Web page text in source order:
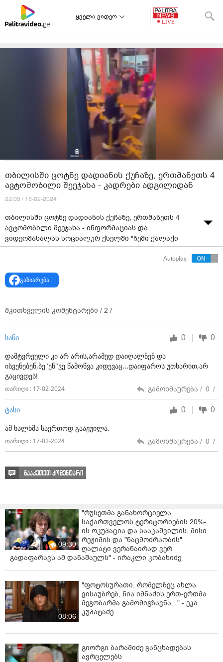
ყველა ვიდეო
თბილისში ცოტნე დადიანის ქუჩაზე, ერთმანეთს 4
ავტომობილი შეეჯახა - კადრები ადგილიდან
22:05 / 16-02-2024
თბილისში ცოტნე დადიანის ქუჩაზე, ერთმანეთს 4
ავტომობილი შეეჯახა - ინფორმაციას და
ვიდეომასალას სოციალურ ქსელში "ჩემი ქალაქი
მკლავს" ავრცელებს.
Autoplay
გაზიარება
მკითხველის კომენტარები / 2 /
სანი 0 0
დამტვრეული კი არ არის,არამედ დაიღალნენ და
ისვენებენ,ბე"ენ"ვე წამოწვა კიდევაც...დაიფაროს უთხარით,არ
გაცივდეს!
თარიღი : 17-02-2024 გამოხმაურება / 0 /
ტასი 0 0
ამ ხალხმა საერთოდ გააჟუილა.
თარიღი : 17-02-2024 გამოხმაურება / 0 /
გააკეთეთ კომენტარი
09:30
"რუსეთმა განახორციელა
საქართველოს ტერიტორიების 20%-
ის ოკუპაცია და სააკაშვილის, მისი
რეჟიმის და "ნაცმოძრაობის"
ღალატი ვერანაირად ვერ
გადაფარავს ამ დანაშაულს" - ირაკლი კობახიძე
08:06
"ფოტოსურათი, რომელზეც ახლა
ვისაუბრებ, ნია იმნაძის ერთ-ერთმა
მეგობარმა გამომიგზავნა..." - ეკა
კუპატაძე
გიორგი ბარამიძე განცხადებას
ავრცელებს